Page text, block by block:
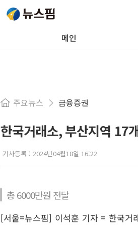
메인
주요뉴스 금융증권
한국거래소, 부산지역 17
기사등록 : 2024년04월18일 16:22
총 6000만원 전달
[서울=뉴스핌] 이석훈 기자 = 한국거